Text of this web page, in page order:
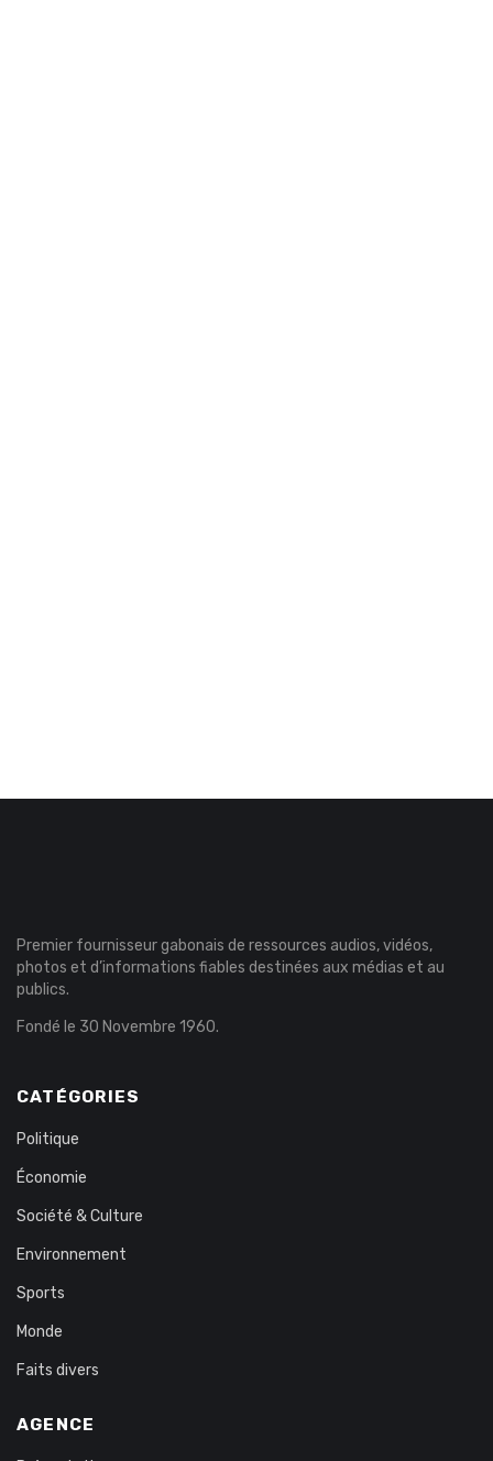
Premier fournisseur gabonais de ressources audios, vidéos,
photos et d’informations fiables destinées aux médias et au
publics.
Fondé le 30 Novembre 1960.
CATÉGORIES
Politique
Économie
Société & Culture
Environnement
Sports
Monde
Faits divers
AGENCE